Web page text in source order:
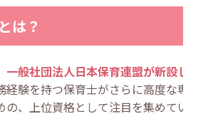
を取得すると給料はいくら上がりますか？
は？
般社団法人日本保育連盟が新設した民
経験を持つ保育士がさらに高度な専門性
、上位資格として注目を集めていま